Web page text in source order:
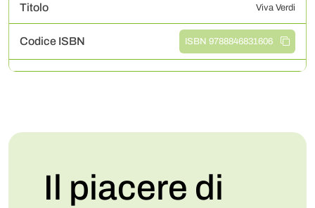
Titolo Viva Verdi
Codice ISBN ISBN 9788846831606
Il piacere di